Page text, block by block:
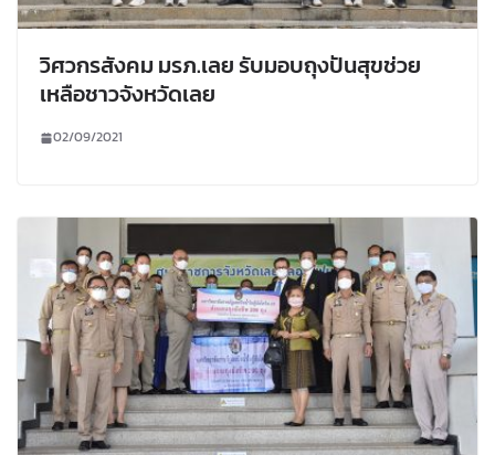
วิศวกรสังคม มรภ.เลย รับมอบถุงปันสุขช่วย
เหลือชาวจังหวัดเลย
02/09/2021